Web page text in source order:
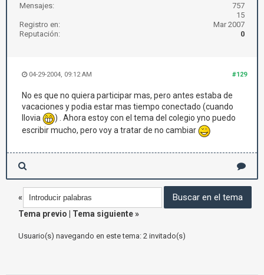
Mensajes:
757
15
Registro en:
Mar 2007
Reputación:
0
#129
04-29-2004, 09:12 AM
No es que no quiera participar mas, pero antes estaba de
vacaciones y podia estar mas tiempo conectado (cuando
llovia
) . Ahora estoy con el tema del colegio yno puedo
escribir mucho, pero voy a tratar de no cambiar
«
Tema previo
Tema siguiente»
Usuario(s) navegando en este tema: 2 invitado(s)